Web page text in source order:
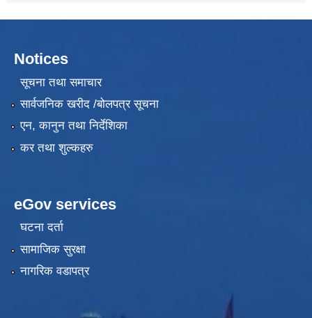
Notices
सूचना तथा समाचार
सार्वजनिक खरीद /बोलपत्र सूचना
एन, कानुन तथा निर्देशिका
कर तथा शुल्कहरु
eGov services
घटना दर्ता
सामाजिक सुरक्षा
नागरिक वडापत्र